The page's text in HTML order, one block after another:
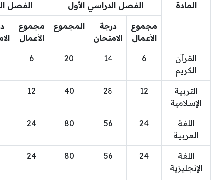
المادة الفصل الدراسي الأول الفصل
مجموع
الأعمال
درجة
الامتحان
المجموع
مجموع
الأعمال
القرآن
الكريم
6
14
20
6
التربية
الإسلامية
12
28
40
12
اللغة
العربية
24
56
80
24
اللغة
الإنجليزية
24
56
80
24